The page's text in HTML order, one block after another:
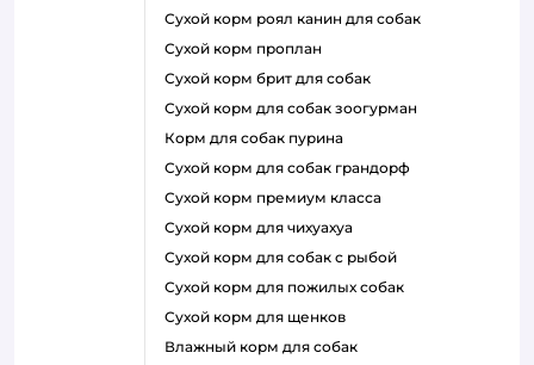
сухой корм роял канин для собак
сухой корм проплан
сухой корм брит для собак
сухой корм для собак зоогурман
корм для собак пурина
сухой корм для собак грандорф
сухой корм премиум класса
сухой корм для чихуахуа
сухой корм для собак с рыбой
сухой корм для пожилых собак
сухой корм для щенков
влажный корм для собак